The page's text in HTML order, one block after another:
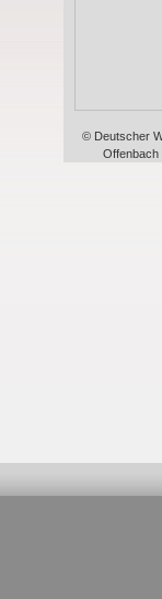
© Deutscher
Offenbach